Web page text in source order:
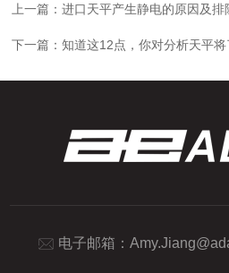
上一篇：进口天平产生静电的原因及排
下一篇：知道这12点，你对分析天平
电子邮箱：